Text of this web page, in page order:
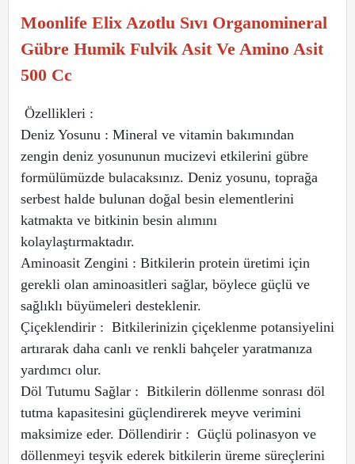
Moonlife Elix Azotlu Sıvı Organomineral
Gübre Humik Fulvik Asit Ve Amino Asit
500 Cc
Özellikleri :
Deniz Yosunu : Mineral ve vitamin bakımından
zengin deniz yosununun mucizevi etkilerini gübre
formülümüzde bulacaksınız. Deniz yosunu, toprağa
serbest halde bulunan doğal besin elementlerini
katmakta ve bitkinin besin alımını
kolaylaştırmaktadır.
Aminoasit Zengini : Bitkilerin protein üretimi için
gerekli olan aminoasitleri sağlar, böylece güçlü ve
sağlıklı büyümeleri desteklenir.
Çiçeklendirir : Bitkilerinizin çiçeklenme potansiyelini
artırarak daha canlı ve renkli bahçeler yaratmanıza
yardımcı olur.
Döl Tutumu Sağlar : Bitkilerin döllenme sonrası döl
tutma kapasitesini güçlendirerek meyve verimini
maksimize eder. Döllendirir : Güçlü polinasyon ve
döllenmeyi teşvik ederek bitkilerin üreme süreçlerini